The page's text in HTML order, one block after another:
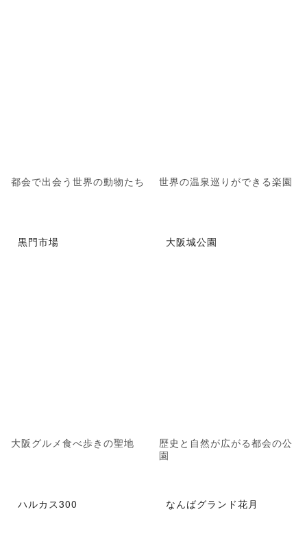
都会で出会う世界の動物たち 世界の温泉巡りができる楽園
黒門市場
大阪グルメ食べ歩きの聖地
大阪城公園
歴史と自然が広がる都会の公
園
ハルカス300 なんばグランド花月